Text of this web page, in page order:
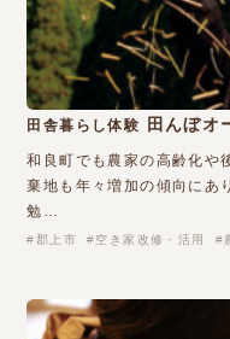
田舎暮らし体験 田んぼオ
和良町でも農家の高齢化や
棄地も年々増加の傾向にあ
勉…
郡上市 空き家改修・活用